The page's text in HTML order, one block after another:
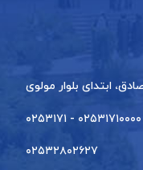
ابتدای بلوار مولوی
۰۲۵۳۱۷۱۰۰۰۰ - ۰۲۵۳۱۷۱
۰۲۵۳۲۸۰۲۶۲۷